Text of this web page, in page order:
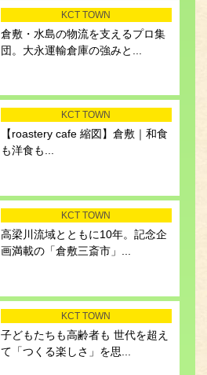
KCT TOWN
倉敷・水島の物流を支えるプロ集
団。大永運輸倉庫の強みと...
KCT TOWN
【roastery cafe 縮図】倉敷｜和食
も洋食も...
KCT TOWN
高梁川流域とともに10年。記念企
画満載の「倉敷三斎市」...
KCT TOWN
子どもたちも高齢者も 世代を超え
て「つくる楽しさ」を思...